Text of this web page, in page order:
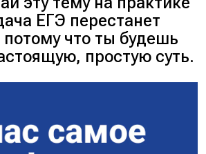
ЕГЭ перестанет
потому что ты будешь
простую суть.